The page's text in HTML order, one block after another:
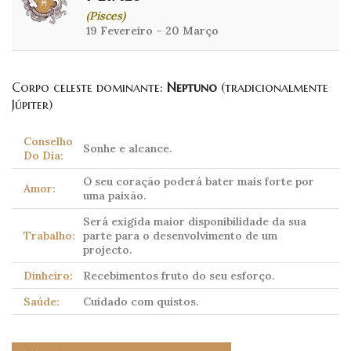
(Pisces)
19 Fevereiro – 20 Março
Corpo celeste dominante: Neptuno (tradicionalmente
Júpiter)
Conselho
Do Dia:
Sonhe e alcance.
Amor:
O seu coração poderá bater mais forte por
uma paixão.
Trabalho:
Será exigida maior disponibilidade da sua
parte para o desenvolvimento de um
projecto.
Dinheiro:
Recebimentos fruto do seu esforço.
Saúde:
Cuidado com quistos.